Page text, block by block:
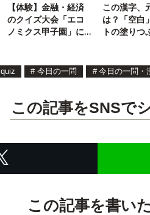
【体験】金融・経済
のクイズ大会「エコ
ノミクス甲子園」に
この漢字、
は？「空白
トの塗りつ
quiz # 今日の一問 # 今日の一問・
この記事をSNSで
この記事を書い